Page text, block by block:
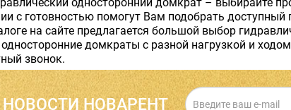
с готовностью помогут Вам подобрать доступный
на сайте предлагается большой выбор
домкраты с разной нагрузкой и
звонок.
НОВАРЕНТ